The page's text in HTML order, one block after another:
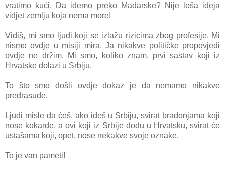
vratimo kući. Da idemo preko Mađarske? Nije loša ideja
vidjet zemlju koja nema more!
Vidiš, mi smo ljudi koji se izlažu rizicima zbog profesije. Mi
nismo ovdje u misiji mira. Ja nikakve političke propovjedi
ovdje ne držim. Mi smo, koliko znam, prvi sastav koji iz
Hrvatske dolazi u Srbiju.
To što smo došli ovdje dokaz je da nemamo nikakve
predrasude.
Ljudi misle da ćeš, ako ideš u Srbiju, svirat bradonjama koji
nose kokarde, a ovi koji iz Srbije dođu u Hrvatsku, svirat će
ustašama koji, opet, nose nekakve svoje oznake.
To je van pameti!